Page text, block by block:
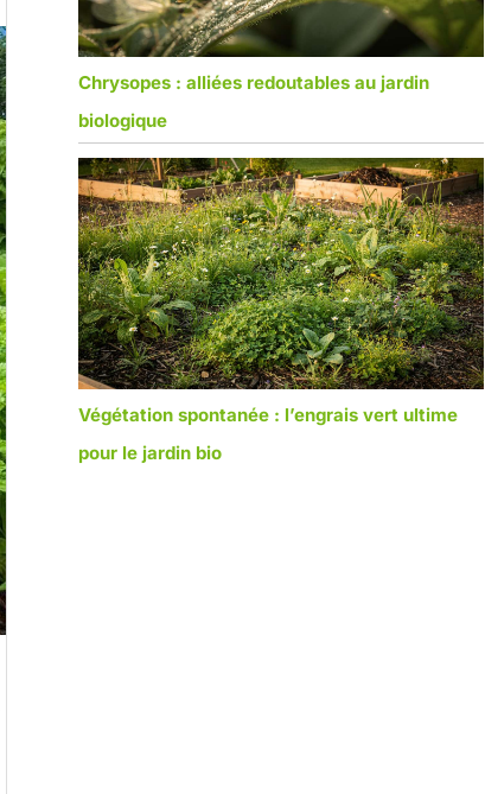
Chrysopes : alliées redoutables au jardin
biologique
Végétation spontanée : l’engrais vert ultime
pour le jardin bio